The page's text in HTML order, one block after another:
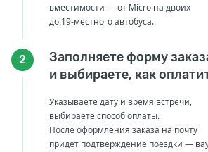
вместимости — от Micro на двоих
до 19-местного автобуса.
2
Заполняете форму
и выбираете, как
Указываете дату и время встречи,
выбираете способ оплаты.
После оформления заказа на почту
придет подтверждение поездки —